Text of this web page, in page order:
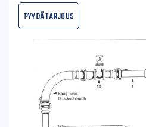
Pyydä tarjous